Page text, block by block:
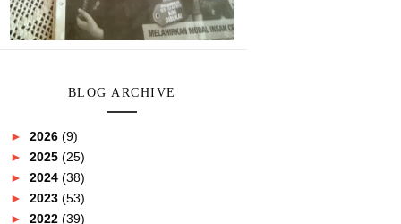
BLOG ARCHIVE
► 2026 (9)
► 2025 (25)
► 2024 (38)
► 2023 (53)
► 2022 (39)